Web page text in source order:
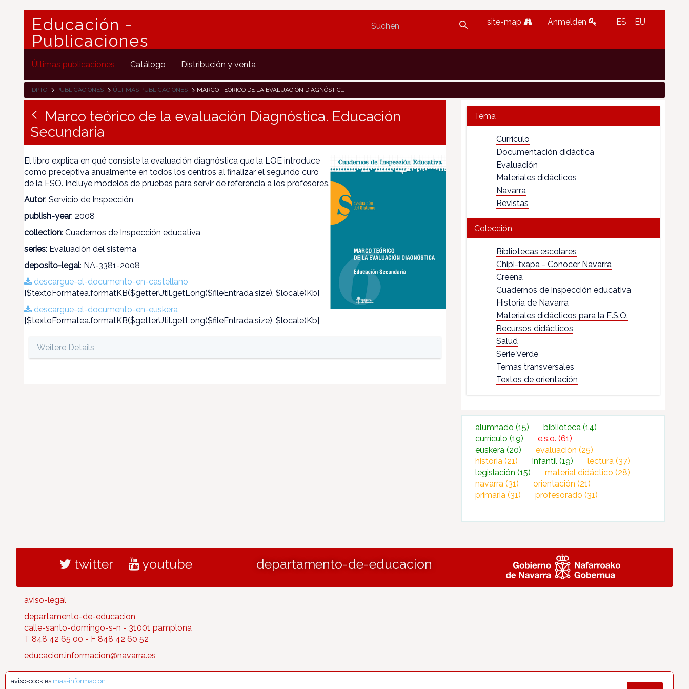
Educación -
Publicaciones
site-map Anmelden ES EU
Últimas publicaciones Catálogo Distribución y venta
DPTO PUBLICACIONES ÚLTIMAS PUBLICACIONES MARCO TEÓRICO DE LA EVALUACIÓN DIAGNÓSTICA. EDUCACIÓN SECUNDARIA
Marco teórico de la evaluación Diagnóstica. Educación
Secundaria
El libro explica en qué consiste la evaluación diagnóstica que la LOE introduce
como preceptiva anualmente en todos los centros al finalizar el segundo curo
de la ESO. Incluye modelos de pruebas para servir de referencia a los profesores.
Autor: Servicio de Inspección
publish-year: 2008
collection: Cuadernos de Inspección educativa
series: Evaluación del sistema
deposito-legal: NA-3381-2008
descargue-el-documento-en-castellano
[$textoFormatea.formatKB($getterUtil.getLong($fileEntrada.size), $locale)Kb]
descargue-el-documento-en-euskera
[$textoFormatea.formatKB($getterUtil.getLong($fileEntrada.size), $locale)Kb]
Weitere Details
Tema
Currículo
Documentación didáctica
Evaluación
Materiales didácticos
Navarra
Revistas
Colección
Bibliotecas escolares
Chipi-txapa - Conocer Navarra
Creena
Cuadernos de inspección educativa
Historia de Navarra
Materiales didácticos para la E.S.O.
Recursos didácticos
Salud
Serie Verde
Temas transversales
Textos de orientación
alumnado(15) biblioteca(14)
currículo(19) e.s.o.(61)
euskera(20) evaluación(25)
historia(21) infantil(19) lectura(37)
legislación(15) material didáctico(28)
navarra(31) orientación(21)
primaria(31) profesorado(31)
twitter youtube departamento-de-educacion
aviso-legal
departamento-de-educacion
calle-santo-domingo-s-n - 31001 pamplona
T 848 42 65 00 - F 848 42 60 52
educacion.informacion@navarra.es
aviso-cookies mas-informacion.